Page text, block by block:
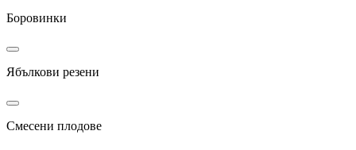
Боровинки
Ябълкови резени
Смесени плодове